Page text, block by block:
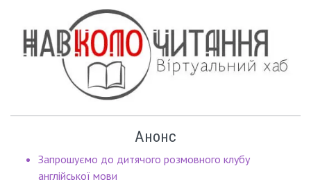
Анонс
Запрошуємо до дитячого розмовного клубу
англійської мови